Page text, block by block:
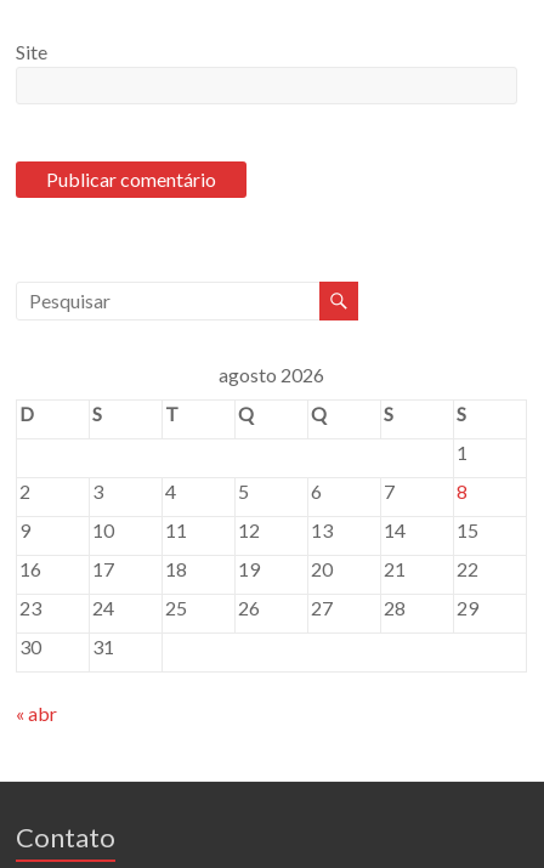
Site
agosto 2026
D
S T Q Q S
S
1
2
3 4 5 6 7
8
9
10 11 12 13 14
15
16
17 18 19 20 21
22
23
24 25 26 27 28
29
30
31
« abr
Contato